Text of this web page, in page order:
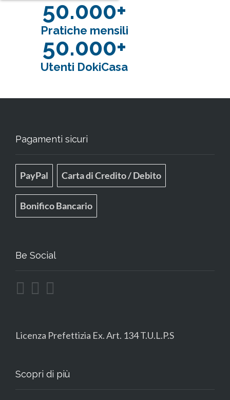
50.000+
Pratiche mensili
50.000+
Utenti DokiCasa
Pagamenti sicuri
PayPal Carta di Credito / Debito
Bonifico Bancario
Be Social
Licenza Prefettizia Ex. Art. 134 T.U.L.P.S
Scopri di più